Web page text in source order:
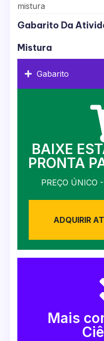
mistura
Gabarito Da
Mistura
Gabarito
BAIXE
PRONTA
PREÇO ÚNICO
ADQUIRIR
Mais